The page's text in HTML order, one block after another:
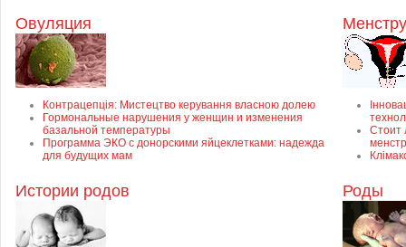
Овуляция
Контрацепція: Мистецтво керування власною долею
Гормональные нарушения у женщин и изменения
базальной температуры
Программа ЭКО с донорскими яйцеклетками: надежда
для будущих мам
Стоит
Истории родов Роды